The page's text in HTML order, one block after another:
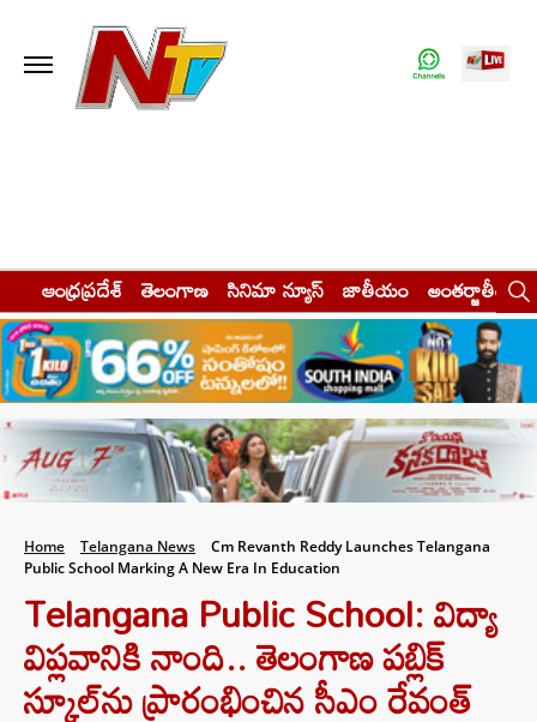
ఆంధ్రప్రదేశ్ తెలంగాణ సినిమా న్యూస్ జాతీయం అంతర్జాతీయం
Home Telangana News
Cm Revanth Reddy Launches Telangana
Public School Marking A New Era In Education
Telangana Public School: విద్యా
విప్లవానికి నాంది.. తెలంగాణ పబ్లిక్
స్కూల్‌ను ప్రారంభించిన సీఎం రేవంత్